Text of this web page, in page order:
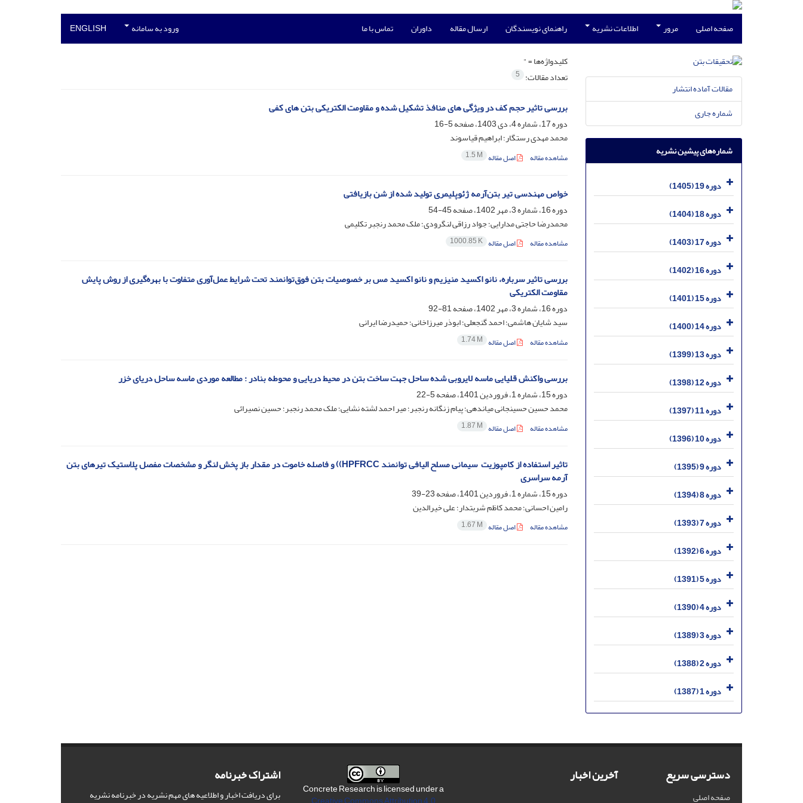
صفحه اصلی مرور اطلاعات نشریه راهنمای نویسندگان ارسال مقاله داوران تماس با ما ورود به سامانه ENGLISH
کلیدواژه‌ها ="
تعداد مقالات: 5
بررسی تاثیر حجم کف در ویژگی های منافذ تشکیل شده و مقاومت الکتریکی بتن های کفی
دوره 17، شماره 4، دی 1403، صفحه
5-16
محمد مهدی رستگار؛ ابراهیم قیاسوند
مشاهده مقاله اصل مقاله 1.5 M
خواص مهندسی تیر بتن‌آرمه ژئوپلیمری تولید شده از شن بازیافتی
دوره 16، شماره 3، مهر 1402، صفحه
45-54
محمدرضا حاجتی مدارایی؛ جواد رزاقی لنگرودی؛ ملک محمد رنجبر تکلیمی
مشاهده مقاله اصل مقاله 1000.85 K
بررسی تاثیر سرباره، نانو اکسید منیزیم و نانو اکسید مس بر خصوصیات بتن فوق‌توانمند تحت شرایط عمل‌آوری متفاوت با بهره‌گیری از روش پایش
مقاومت الکتریکی
دوره 16، شماره 3، مهر 1402، صفحه
81-92
سید شایان هاشمی؛ احمد گنجعلی؛ ابوذر میرزاخانی؛ حمیدرضا ایرانی
مشاهده مقاله اصل مقاله 1.74 M
بررسی واکنش قلیایی ماسه لایروبی شده ساحل جهت ساخت بتن در محیط دریایی و محوطه بنادر : مطالعه موردی ماسه ساحل دریای خزر
دوره 15، شماره 1، فروردین 1401، صفحه
5-22
محمد حسین حسینجانی میاندهی؛ پیام زنگانه رنجبر؛ میر احمد لشته نشایی؛ ملک محمد رنجبر؛ حسین نصیرائی
مشاهده مقاله اصل مقاله 1.87 M
تاثیر استفاده از کامپوزیت ‌ سیمانی مسلح الیافی توانمند HPFRCC)) و فاصله خاموت در مقدار باز پخش لنگر و مشخصات مفصل پلاستیک تیرهای بتن
آرمه سراسری
دوره 15، شماره 1، فروردین 1401، صفحه
23-39
رامین احسانی؛ محمد کاظم شربتدار؛ علی خیرالدین
مشاهده مقاله اصل مقاله 1.67 M
مقالات آماده انتشار
شماره جاری
شماره‌های پیشین نشریه
دوره 19 (1405)
دوره 18 (1404)
دوره 17 (1403)
دوره 16 (1402)
دوره 15 (1401)
دوره 14 (1400)
دوره 13 (1399)
دوره 12 (1398)
دوره 11 (1397)
دوره 10 (1396)
دوره 9 (1395)
دوره 8 (1394)
دوره 7 (1393)
دوره 6 (1392)
دوره 5 (1391)
دوره 4 (1390)
دوره 3 (1389)
دوره 2 (1388)
دوره 1 (1387)
دسترسی سریع
صفحه اصلی
آخرین اخبار
Concrete Research is licensed under a
اشتراک خبرنامه
برای دریافت اخبار و اطلاعیه های مهم نشریه در خبرنامه نشریه